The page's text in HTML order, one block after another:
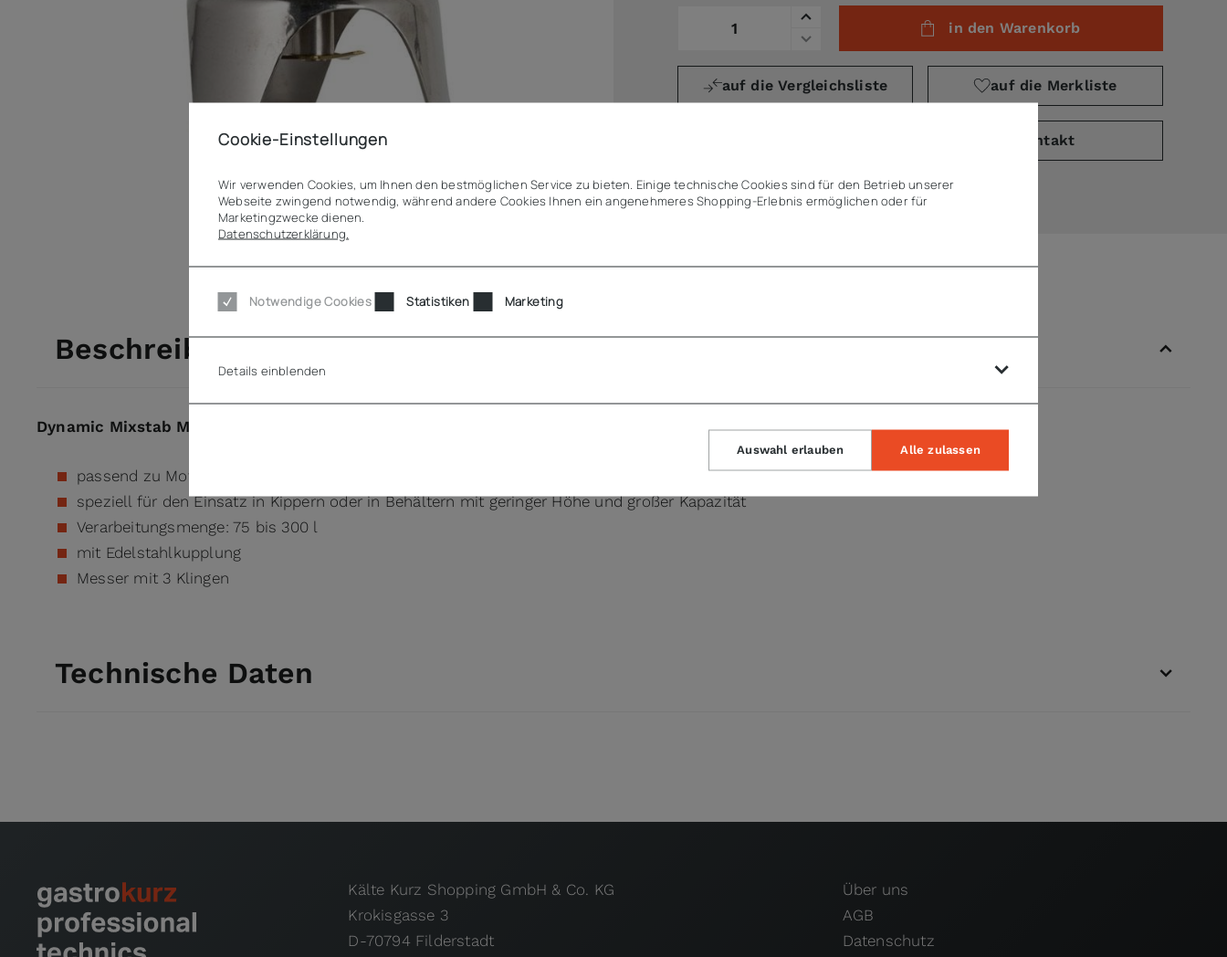
in den Warenkorb
auf die Vergleichsliste auf die Merkliste
Kontakt
Beschreibung
Dynamic Mixstab M300 CC SMX
passend zu Motorblock SMX
speziell für den Einsatz in Kippern oder in Behältern mit geringer Höhe und großer Kapazität
Verarbeitungsmenge: 75 bis 300 l
mit Edelstahlkupplung
Messer mit 3 Klingen
Technische Daten
Kälte Kurz Shopping GmbH & Co. KG
Krokisgasse 3
D-70794 Filderstadt
Über uns
AGB
Datenschutz
Cookie-Einstellungen
Wir verwenden Cookies, um Ihnen den bestmöglichen Service zu bieten. Einige technische Cookies sind für den Betrieb unserer
Webseite zwingend notwendig, während andere Cookies Ihnen ein angenehmeres Shopping-Erlebnis ermöglichen oder für
Marketingzwecke dienen.
Datenschutzerklärung.
Notwendige Cookies Statistiken Marketing
Details einblenden
Auswahl erlauben Alle zulassen